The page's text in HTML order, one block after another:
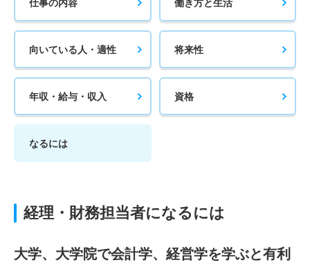
仕事の内容 働き方と生活
向いている人・適性 将来性
年収・給与・収入 資格
なるには
経理・財務担当者になるには
大学、大学院で会計学、経営学を学ぶと有利